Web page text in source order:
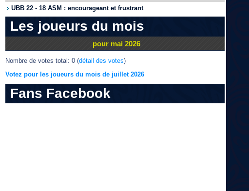
UBB 22 - 18 ASM : encourageant et frustrant
Les joueurs du mois
pour mai 2026
Nombre de votes total: 0 (détail des votes)
Votez pour les joueurs du mois de juillet 2026
Fans Facebook